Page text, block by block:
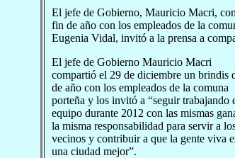
El jefe de Gobierno, Mauricio Macri,
fin de año con los empleados de la
Eugenia Vidal, invitó a la prensa a
El jefe de Gobierno Mauricio Macri
compartió el 29 de diciembre un brindis
de año con los empleados de la comuna
porteña y los invitó a “seguir trabajando
equipo durante 2012 con las mismas
la misma responsabilidad para servir a
vecinos y contribuir a que la gente viva
una ciudad mejor”.